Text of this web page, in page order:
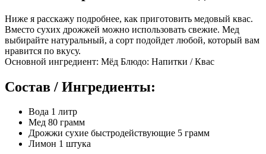
Ниже я расскажу подробнее, как приготовить медовый квас.
Вместо сухих дрожжей можно использовать свежие. Мед
выбирайте натуральный, а сорт подойдет любой, который вам
нравится по вкусу.
Основной ингредиент: Мёд Блюдо: Напитки / Квас
Состав / Ингредиенты:
Вода 1 литр
Мед 80 грамм
Дрожжи сухие быстродействующие 5 грамм
Лимон 1 штука